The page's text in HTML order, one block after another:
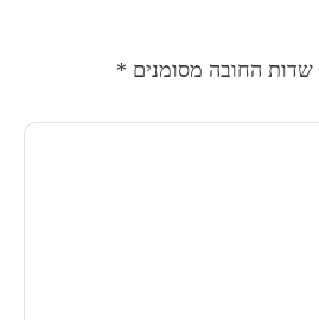
שדות החובה מסומנים *